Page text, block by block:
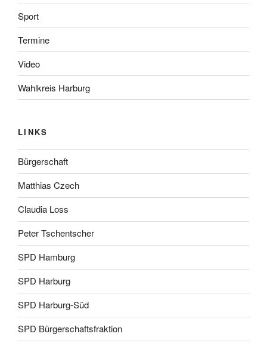
Sport
Termine
Video
Wahlkreis Harburg
LINKS
Bürgerschaft
Matthias Czech
Claudia Loss
Peter Tschentscher
SPD Hamburg
SPD Harburg
SPD Harburg-Süd
SPD Bürgerschaftsfraktion